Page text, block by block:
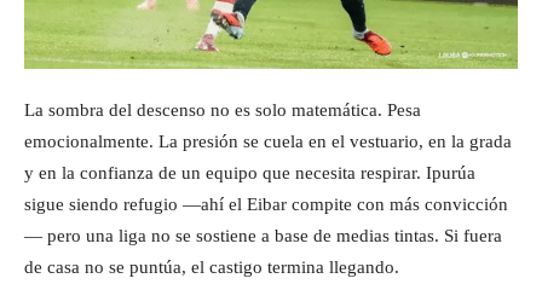
La sombra del descenso no es solo matemática. Pesa
emocionalmente. La presión se cuela en el vestuario, en la grada
y en la confianza de un equipo que necesita respirar. Ipurúa
sigue siendo refugio —ahí el Eibar compite con más convicción
— pero una liga no se sostiene a base de medias tintas. Si fuera
de casa no se puntúa, el castigo termina llegando.